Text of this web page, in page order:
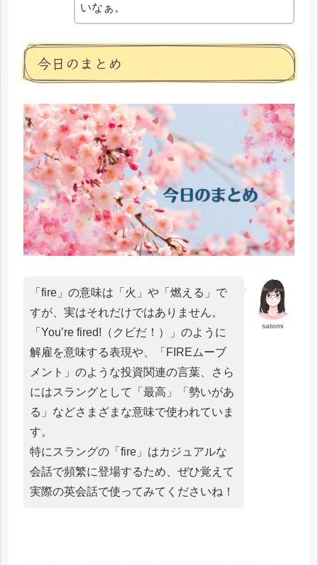
いなぁ。
今日のまとめ
satomi
「fire」の意味は「火」や「燃える」で
すが、実はそれだけではありません。
「You’re fired!（クビだ！）」のように
解雇を意味する表現や、「FIREムーブ
メント」のような投資関連の言葉、さら
にはスラングとして「最高」「勢いがあ
る」などさまざまな意味で使われていま
す。
特にスラングの「fire」はカジュアルな
会話で頻繁に登場するため、ぜひ覚えて
実際の英会話で使ってみてくださいね！